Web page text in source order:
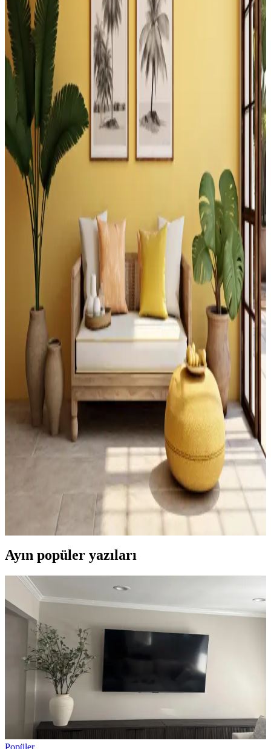
Balkon ve Teras Alanlarında İşlevsel ve Yaratıcı
Kullanım Önerileri
Balkon ve teraslarda barbeküden bitkilendirmeye, depolamadan
eğlence alanlarına kadar işlevsel ve estetik düzenlemelerle alanınızı
çok yönlü kullanabilirsiniz.
Tuvaletin Üstü İçin Fonksiyonel ve Estetik
Dekorasyon ve Depolama Çözümleri
Tuvaletin üst kısmı, depolama dolapları, raflar, sanat eserleri ve
uygun aydınlatma ile hem fonksiyonel hem de estetik hale
getirilebilir. Doğru malzeme ve renk seçimi mekanın atmosferini
dengeler.
Yatak Başındaki Çatı Pencereleri İçin Fonksiyonel
ve Estetik Tasarım Çözümleri
Yatak başındaki çatı pencereleri için gömme oturma alanları, Roman
stor perdeler, duvara monte raflar ve bitkilerle estetik ve fonksiyonel
çözümler sunuluyor. Doğru yerleşimle oda dengeli hale geliyor.
Merdiven Üstündeki Geniş Düz Yüzeyin
Fonksiyonel Kullanımı ve Tasarım Önerileri
Merdiven üstündeki geniş yüzeyler, güvenlik önlemleri ve doğru
tasarım ile bitkilerden depolamaya, sanat eserlerinden evcil hayvan
alanlarına kadar çeşitli şekillerde değerlendirilebilir.
Küçük Boşlukların Dekorasyonunda İşlevsel ve
Estetik Çözümler
Küçük boşlukların dekorasyonunda ışık durumu, depolama
çözümleri ve kişisel kullanım alanları ön planda. Bitkiler, çok amaçlı
mobilyalar ve özel tasarımlarla alanlar fonksiyonel ve estetik hale
getirilebilir.
Ahşap Kirişli Evlerde Sage Green ve Bronz
Kulplarla Modern Dekorasyon Seçenekleri
Ahşap kirişler ve beyaz tezgahların bulunduğu evlerde sage green
dolaplar ve bronz kulplar, estetik ve fonksiyonel bir dekorasyon
sunar. Aydınlatma, depolama ve aksesuar seçimleriyle mekanın
atmosferi tamamlanır.
Ayın popüler yazıları